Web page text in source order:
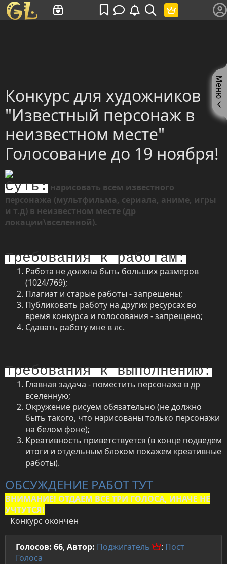
Конкурс для художников
"Известный персонаж в
неизвестном месте"
Голосование до 19 ноября!
Суть: нарисовать всем известного
персонажа (мультфильма, сериала, аниме, игры
и т.д) в неизвестном месте (др
локации\вселенной).
Требования к работам:
Работа не должна быть больших размеров
(1024/769);
Плагиат и старые работы - запрещены;
Публиковать работу на других ресурсах во
время конкурса и голосования - запрещено;
Сдавать работу мне в лс.
Требования к выполнению:
Главная задача - поместить персонажа в др
вселенную;
Окружение рисуем обязательно (не должно
быть такого, что нарисованы только персонажи
на белом фоне);
Креативность приветствуется (в конце подведем
итоги и отдельным блоком покажем креативные
работы).
ОБСУЖДЕНИЕ РАБОТ ТУТ
ВНИМАНИЕ! ОТДАЕМ ВСЕ ТРИ ГОЛОСА, ИНАЧЕ НЕ
УЧТУТСЯ!
Конкурс окончен
Голосов: 66, Автор: Поджигатель : Пост
Голоса
Меню